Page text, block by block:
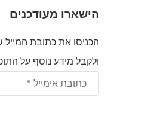
הישארו מעודכנים
הכניסו את כתובת
ולקבל מידע נוסף על